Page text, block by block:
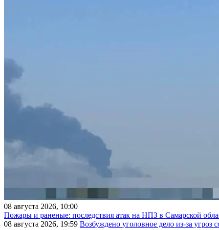
08 августа 2026, 10:00
Пожары и раненые: последствия атак на НПЗ в Самарской
08 августа 2026, 19:59 Возбуждено уголовное дело из-за угроз